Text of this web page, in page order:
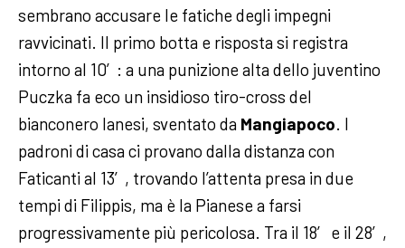
sembrano accusare le fatiche degli impegni
ravvicinati. Il primo botta e risposta si registra
intorno al 10′: a una punizione alta dello juventino
Puczka fa eco un insidioso tiro-cross del
bianconero Ianesi, sventato da Mangiapoco. I
padroni di casa ci provano dalla distanza con
Faticanti al 13′, trovando l’attenta presa in due
tempi di Filippis, ma è la Pianese a farsi
progressivamente più pericolosa. Tra il 18′ e il 28′,